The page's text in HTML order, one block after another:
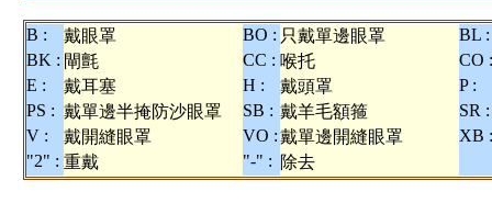
B : 戴眼罩 BO : 只戴單邊眼罩
BL :
BK : 閘氈 CC : 喉托
CO :
E :
戴耳塞 H : 戴頭罩
P :
PS : 戴單邊半掩防沙眼罩 SB : 戴羊毛額箍
SR :
V :
戴開縫眼罩 VO :戴單邊開縫眼罩
XB :
"2" : 重戴 "-" : 除去